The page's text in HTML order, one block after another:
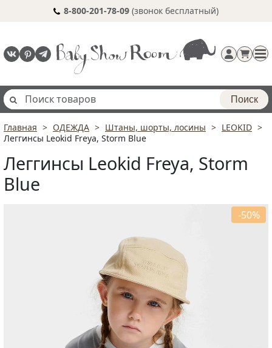
8-800-201-78-09 (звонок бесплатный)
Регистрация
Поиск
Главная ОДЕЖДА Штаны, шорты, лосины
LEOKID
Леггинсы Leokid Freya, Storm Blue
Леггинсы Leokid Freya, Storm
Blue
-50%